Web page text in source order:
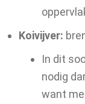
Koivijver:
In dit
nodig
want